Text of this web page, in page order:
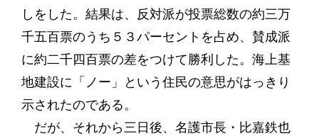
しをした。結果は、反対派が投票総数の約三万
千五百票のうち５３パーセントを占め、賛成派
に約二千四百票の差をつけて勝利した。海上基
地建設に「ノー」という住民の意思がはっきり
示されたのである。
だが、それから三日後、名護市長・比嘉鉄也